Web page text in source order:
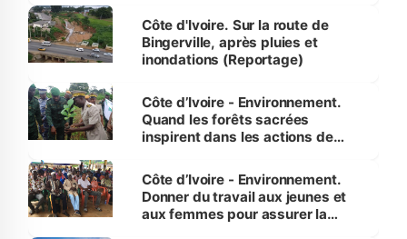
(Alassane Ouattara
Côte d'Ivoire. Sur la route de
Bingerville, après pluies et
inondations (Reportage)
Côte d’Ivoire - Environnement.
Quand les forêts sacrées
inspirent dans les actions de
Côte d’Ivoire - Environnement.
Donner du travail aux jeunes et
aux femmes pour assurer la